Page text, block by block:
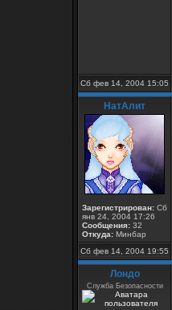
Сб фев 14, 2004 15:05
НатАлит
Зарегистрирован: Сб
янв 24, 2004 17:26
Сообщения: 32
Откуда: Минбар
Сб фев 14, 2004 19:55
Лондо
Служба Безопасности